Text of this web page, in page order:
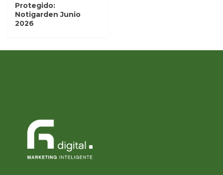
Protegido:
Notigarden Junio
2026